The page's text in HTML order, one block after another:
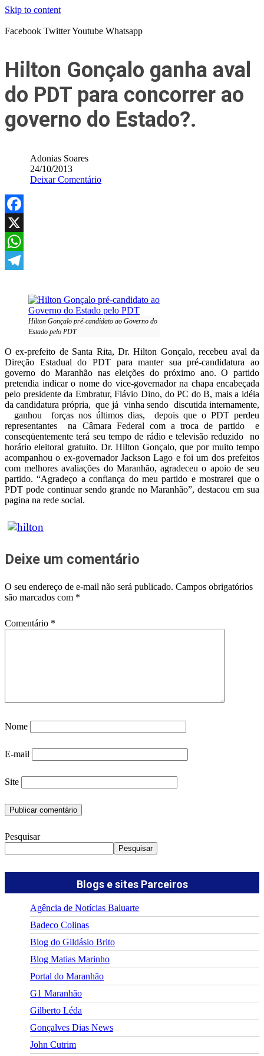
Skip to content
Facebook TwitterYoutube Whatsapp
Hilton Gonçalo ganha aval
do PDT para concorrer ao
governo do Estado?.
Adonias Soares
24/10/2013
Deixar Comentário
Facebook
X
WhatsApp
Hilton Gonçalo pré-candidato ao Governo do
Estado pelo PDT
O ex-prefeito de Santa Rita, Dr. Hilton Gonçalo, recebeu aval da
Direção Estadual do PDT para manter sua pré-candidatura ao
governo do Maranhão nas eleições do próximo ano. O partido
pretendia indicar o nome do vice-governador na chapa encabeçada
pelo presidente da Embratur, Flávio Dino, do PC do B, mais a idéia
da candidatura própria, que já vinha sendo discutida internamente,
ganhou forças nos últimos dias, depois que o PDT perdeu
representantes na Câmara Federal com a troca de partido e
conseqüentemente terá seu tempo de rádio e televisão reduzido no
horário eleitoral gratuito. Dr. Hilton Gonçalo, que por muito tempo
acompanhou o ex-governador Jackson Lago e foi um dos prefeitos
com melhores avaliações do Maranhão, agradeceu o apoio de seu
partido. “Agradeço a confiança do meu partido e mostrarei que o
PDT pode continuar sendo grande no Maranhão”, destacou em sua
pagina na rede social.
Deixe um comentário
O seu endereço de e-mail não será publicado. Campos obrigatórios
são marcados com *
Comentário *
Nome
E-mail
Site
Pesquisar
Pesquisar
Blogs e sites Parceiros
Agência de Notícias Baluarte
Badeco Colinas
Blog do Gildásio Brito
Blog Matias Marinho
Portal do Maranhão
G1 Maranhão
Gilberto Léda
Gonçalves Dias News
John Cutrim